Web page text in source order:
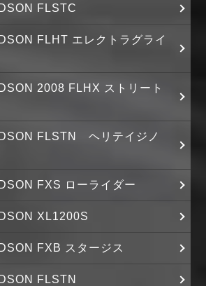
FLSTC
FLHT エレクトラグライ
2008 FLHX ストリート
FLSTN ヘリテイジノ
FXS ローライダー
XL1200S
FXB スタージス
FLSTN